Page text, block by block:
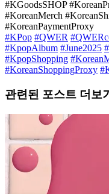
#KGoodsSHOP
#KoreanMerch
#KoreanPaymentProxy
#KPop #QWER
#KpopAlbum #June2025
#KpopShopping
#KoreanShoppingProxy
관련된 포스트 더보기